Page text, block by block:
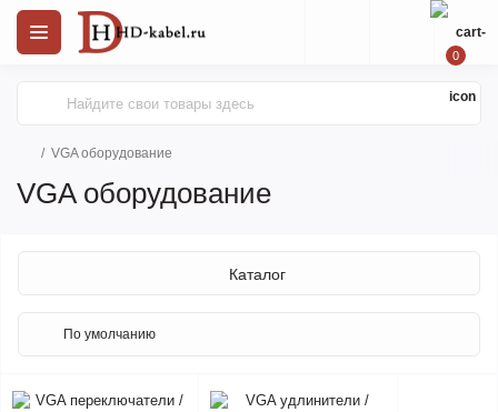
0
VGA оборудование
VGA оборудование
Каталог